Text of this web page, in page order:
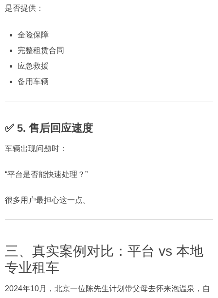
是否提供：
全险保障
完整租赁合同
应急救援
备用车辆
✅ 5. 售后回应速度
车辆出现问题时：
“平台是否能快速处理？”
很多用户最担心这一点。
三、真实案例对比：平台 vs 本地
专业租车
2024年10月，北京一位陈先生计划带父母去怀来泡温泉，自